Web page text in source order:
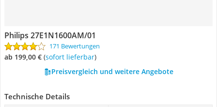
Philips 27E1N1600AM/01
171 Bewertungen
ab 199,00 € ( Sofort lieferbar)
Preisvergleich und weitere Angebote
Technische Details